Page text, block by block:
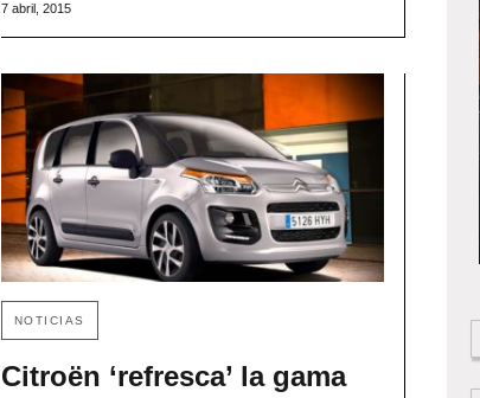
7 abril, 2015
NOTICIAS
Citroën ‘refresca’ la gama